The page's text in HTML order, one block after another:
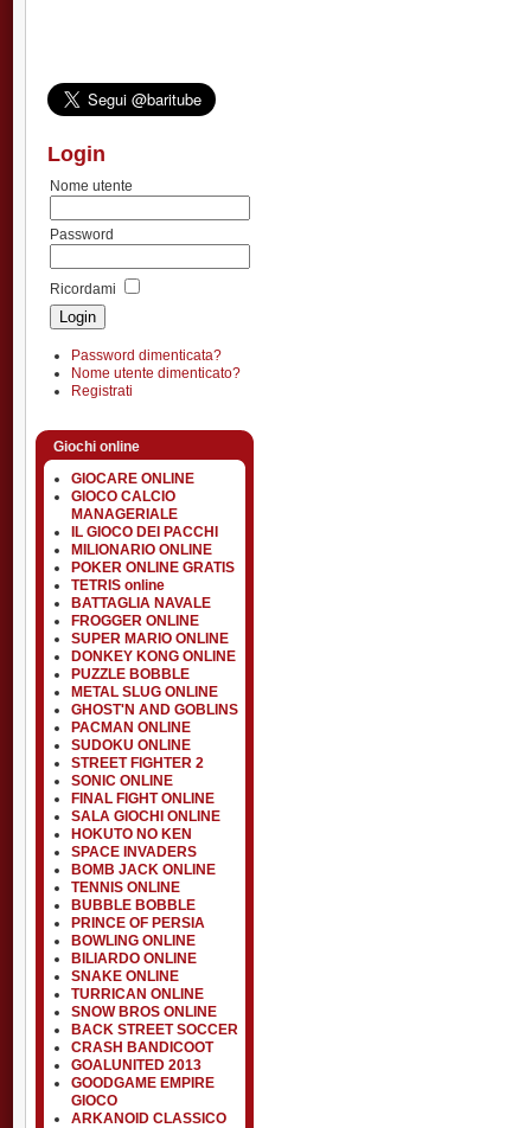
Login
Nome utente
Password
Ricordami
Password dimenticata?
Nome utente dimenticato?
Registrati
Giochi online
GIOCARE ONLINE
GIOCO CALCIO
MANAGERIALE
IL GIOCO DEI PACCHI
MILIONARIO ONLINE
POKER ONLINE GRATIS
TETRIS online
BATTAGLIA NAVALE
FROGGER ONLINE
SUPER MARIO ONLINE
DONKEY KONG ONLINE
PUZZLE BOBBLE
METAL SLUG ONLINE
GHOST'N AND GOBLINS
PACMAN ONLINE
SUDOKU ONLINE
STREET FIGHTER 2
SONIC ONLINE
FINAL FIGHT ONLINE
SALA GIOCHI ONLINE
HOKUTO NO KEN
SPACE INVADERS
BOMB JACK ONLINE
TENNIS ONLINE
BUBBLE BOBBLE
PRINCE OF PERSIA
BOWLING ONLINE
BILIARDO ONLINE
SNAKE ONLINE
TURRICAN ONLINE
SNOW BROS ONLINE
BACK STREET SOCCER
CRASH BANDICOOT
GOALUNITED 2013
GOODGAME EMPIRE
GIOCO
ARKANOID CLASSICO